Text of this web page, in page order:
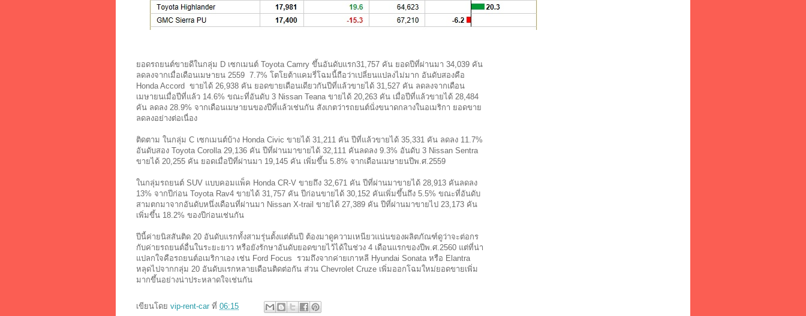
ยอดรถยนต์ขายดีในกลุ่ม D เซกเมนต์ Toyota Camry ขึ้นอันดับแรก31,757 คัน ยอดปีที่ผ่านมา 34,039 คัน
ลดลงจากเมื่อเดือนเมษายน 2559 7.7% โตโยต้าแคมรี่โฉมนี้ถือว่าเปลี่ยนแปลงไม่มาก อันดับสองคือ
Honda Accord ขายได้ 26,938 คัน ยอดขายเดือนเดียวกันปีที่แล้วขายได้ 31,527 คัน ลดลงจากเดือน
เมษายนเมื่อปีที่แล้ว 14.6% ขณะที่อันดับ 3 Nissan Teana ขายได้ 20,263 คัน เมื่อปีที่แล้วขายได้ 28,484
คัน ลดลง 28.9% จากเดือนเมษายนของปีที่แล้วเช่นกัน สังเกตว่ารถยนต์นั่งขนาดกลางในอเมริกา ยอดขาย
ลดลงอย่างต่อเนื่อง
ติดตาม ในกลุ่ม C เซกเมนต์บ้าง Honda Civic ขายได้ 31,211 คัน ปีที่แล้วขายได้ 35,331 คัน ลดลง 11.7%
อันดับสอง Toyota Corolla 29,136 คัน ปีที่ผ่านมาขายได้ 32,111 คันลดลง 9.3% อันดับ 3 Nissan Sentra
ขายได้ 20,255 คัน ยอดเมื่อปีที่ผ่านมา 19,145 คัน เพิ่มขึ้น 5.8% จากเดือนเมษายนปีพ.ศ.2559
ในกลุ่มรถยนต์ SUV แบบคอมแพ็ค Honda CR-V ขายถึง 32,671 คัน ปีที่ผ่านมาขายได้ 28,913 คันลดลง
13% จากปีก่อน Toyota Rav4 ขายได้ 31,757 คัน ปีก่อนขายได้ 30,152 คันเพิ่มขึ้นถึง 5.5% ขณะที่อันดับ
สามตกมาจากอันดับหนึ่งเดือนที่ผ่านมา Nissan X-trail ขายได้ 27,389 คัน ปีที่ผ่านมาขายไป 23,173 คัน
เพิ่มขึ้น 18.2% ของปีก่อนเช่นกัน
ปีนี้ค่ายนิสสันติด 20 อันดับแรกทั้งสามรุ่นตั้งแต่ต้นปี ต้องมาดูความเหนียวแน่นของผลิตภัณฑ์ดูว่าจะต่อกร
กับค่ายรถยนต์อื่นในระยะยาว หรือยังรักษาอันดับยอดขายไว้ได้ในช่วง 4 เดือนแรกของปีพ.ศ.2560 แต่ที่น่า
แปลกใจคือรถยนต์อเมริกาเอง เช่น Ford Focus รวมถึงจากค่ายเกาหลี Hyundai Sonata หรือ Elantra
หลุดไปจากกลุ่ม 20 อันดับแรกหลายเดือนติดต่อกัน ส่วน Chevrolet Cruze เพิ่มออกโฉมใหม่ยอดขายเพิ่ม
มากขึ้นอย่างน่าประหลาดใจเช่นกัน
เขียนโดย vip-rent-car ที่ 06:15